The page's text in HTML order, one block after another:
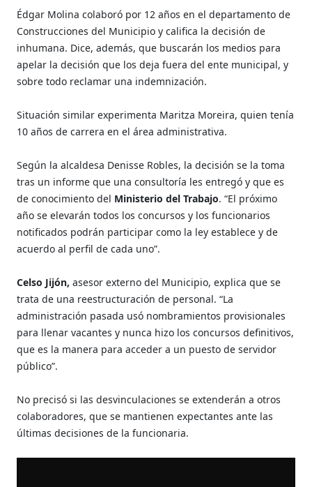
Édgar Molina colaboró por 12 años en el departamento de
Construcciones del Municipio y califica la decisión de
inhumana. Dice, además, que buscarán los medios para
apelar la decisión que los deja fuera del ente municipal, y
sobre todo reclamar una indemnización.
Situación similar experimenta Maritza Moreira, quien tenía
10 años de carrera en el área administrativa.
Según la alcaldesa Denisse Robles, la decisión se la toma
tras un informe que una consultoría les entregó y que es
de conocimiento del Ministerio del Trabajo. “El próximo
año se elevarán todos los concursos y los funcionarios
notificados podrán participar como la ley establece y de
acuerdo al perfil de cada uno”.
Celso Jijón, asesor externo del Municipio, explica que se
trata de una reestructuración de personal. “La
administración pasada usó nombramientos provisionales
para llenar vacantes y nunca hizo los concursos definitivos,
que es la manera para acceder a un puesto de servidor
público”.
No precisó si las desvinculaciones se extenderán a otros
colaboradores, que se mantienen expectantes ante las
últimas decisiones de la funcionaria.